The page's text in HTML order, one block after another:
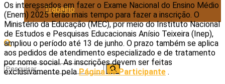
Trabalho
Os interessados em fazer o Exame Nacional do Ensino Médio
(Enem) 2025 terão mais tempo para fazer a inscrição. O
Ministério da Educação (MEC), por meio do Instituto Nacional
de Estudos e Pesquisas Educacionais Anísio Teixeira (Inep),
ampliou o período até 13 de junho. O prazo também se aplica
aos pedidos de atendimento especializado e de tratamento
por nome social. As inscrições devem ser feitas
exclusivamente pela Página do Participante .